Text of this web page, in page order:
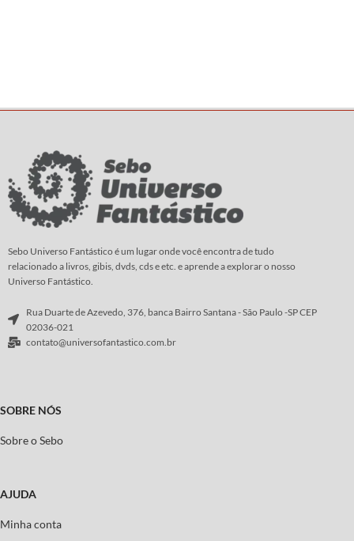
Sebo Universo Fantástico é um lugar onde você encontra de tudo
relacionado a livros, gibis, dvds, cds e etc. e aprende a explorar o nosso
Universo Fantástico.
Rua Duarte de Azevedo, 376, banca Bairro Santana - São Paulo -SP CEP
02036-021
contato@universofantastico.com.br
SOBRE NÓS
Sobre o Sebo
AJUDA
Minha conta